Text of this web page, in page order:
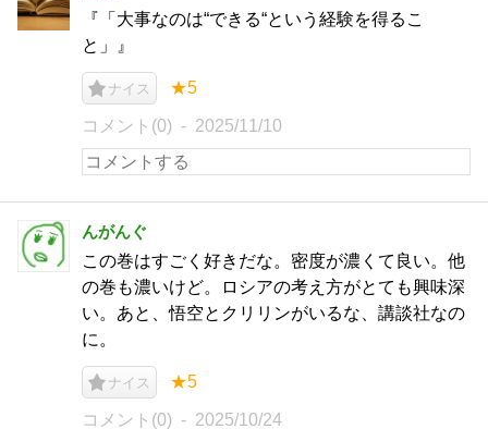
『「大事なのは“できる“という経験を得るこ
と」』
ナイス ★5
コメント(0) 2025/11/10
んがんぐ
この巻はすごく好きだな。密度が濃くて良い。他
の巻も濃いけど。ロシアの考え方がとても興味深
い。あと、悟空とクリリンがいるな、講談社なの
に。
ナイス ★5
コメント(0) 2025/10/24